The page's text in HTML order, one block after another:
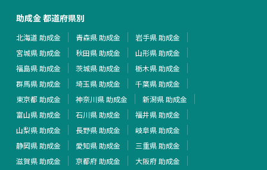
助成金 都道府県別
北海道 助成金 青森県 助成金
岩手県 助成金
宮城県 助成金
秋田県 助成金
山形県 助成金
福島県 助成金
茨城県 助成金
栃木県 助成金
群馬県 助成金
埼玉県 助成金
千葉県 助成金
東京都 助成金
神奈川県 助成金
新潟県 助成金
富山県 助成金
石川県 助成金
福井県 助成金
山梨県 助成金
長野県 助成金
岐阜県 助成金
静岡県 助成金
愛知県 助成金
三重県 助成金
滋賀県 助成金
京都府 助成金
大阪府 助成金